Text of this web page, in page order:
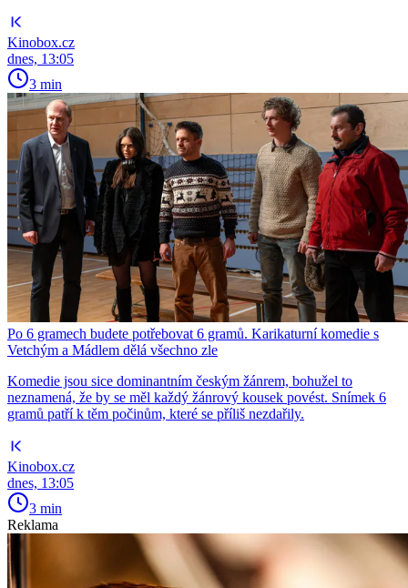
Kinobox.cz
dnes, 13:05
3 min
Po 6 gramech budete potřebovat 6 gramů. Karikaturní komedie s
Vetchým a Mádlem dělá všechno zle
Komedie jsou sice dominantním českým žánrem, bohužel to
neznamená, že by se měl každý žánrový kousek povést. Snímek 6
gramů patří k těm počinům, které se příliš nezdařily.
Kinobox.cz
dnes, 13:05
3 min
Reklama